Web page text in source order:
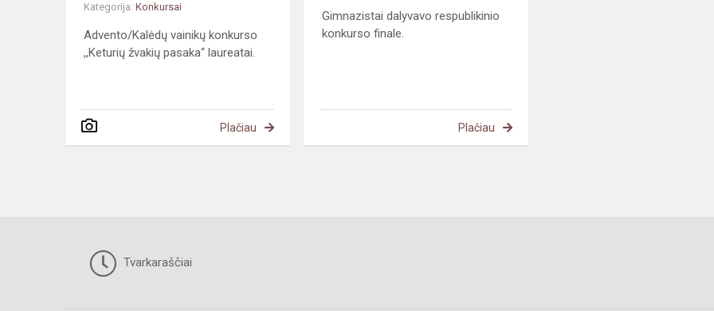
Kategorija: Konkursai
Advento/Kalėdų vainikų konkurso
,,Keturių žvakių pasaka“ laureatai.
Plačiau
Gimnazistai dalyvavo respublikinio
konkurso finale.
Plačiau
Tvarkaraščiai